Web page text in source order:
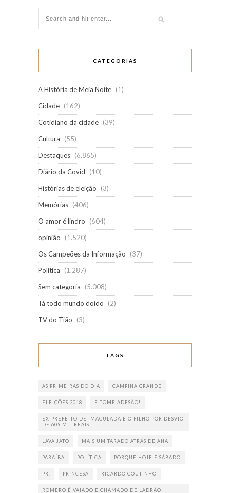
CATEGORIAS
A História de Meia Noite (1)
Cidade (162)
Cotidiano da cidade (39)
Cultura
(55)
Destaques (6.865)
Diário da Covid
(10)
Histórias de eleição
(3)
Memórias (406)
O amor é lindro
(604)
opinião
(1.520)
Os Campeões da Informação
(37)
Política
(1.287)
Sem categoria
(5.008)
Tá todo mundo doido
(2)
TV do Tião
(3)
TAGS
AS PRIMEIRAS DO DIA CAMPINA GRANDE
ELEIÇÕES 2018 E TOME ADESÃO!
EX-PREFEITO DE IMACULADA E O FILHO POR DESVIO
DE 609 MIL REAIS
LAVA JATO MAIS UM TARADO ATRÁS DE ANA
PARAÍBA POLÍTICA PORQUE HOJE É SÁBADO
PR. PRINCESA RICARDO COUTINHO
ROMERO É VAIADO E CHAMADO DE LADRÃO